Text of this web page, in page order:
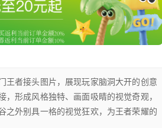
王者接头图片，展现玩家脑洞大开的创意
形成风格独特、画面吸睛的视觉奇观，
之外别具一格的视觉狂欢，为王者荣耀的